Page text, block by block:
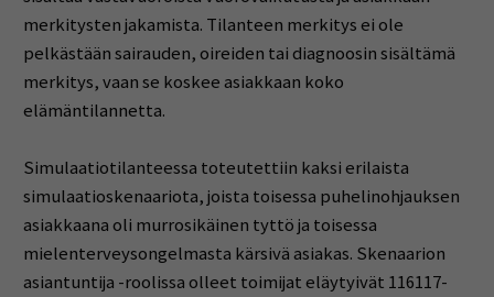
merkitysten jakamista. Tilanteen merkitys ei ole
pelkästään sairauden, oireiden tai diagnoosin sisältämä
merkitys, vaan se koskee asiakkaan koko
elämäntilannetta.
Simulaatiotilanteessa toteutettiin kaksi erilaista
simulaatioskenaariota, joista toisessa puhelinohjauksen
asiakkaana oli murrosikäinen tyttö ja toisessa
mielenterveysongelmasta kärsivä asiakas. Skenaarion
asiantuntija -roolissa olleet toimijat eläytyivät 116117-